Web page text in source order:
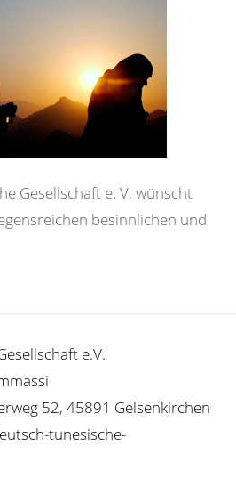
Gesellschaft e. V. wünscht
besinnlichen und
e.V.
52, 45891 Gelsenkirchen
tunesische-